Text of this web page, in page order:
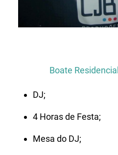
Boate
DJ;
4 Horas de Festa;
Mesa do DJ;